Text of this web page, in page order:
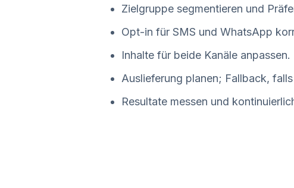
Zielgruppe segmentieren und
Opt-in für SMS und WhatsApp
Inhalte für beide Kanäle anpassen.
Auslieferung planen; Fallback,
Resultate messen und